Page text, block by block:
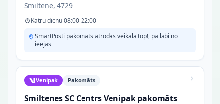
Smiltene, 4729
Katru dienu 08:00-22:00
SmartPosti pakomāts atrodas veikalā top!, pa labi no
ieejas
Venipak Pakomāts
Smiltenes SC Centrs Venipak pakomāts